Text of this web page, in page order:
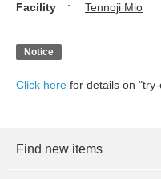
Facility Tennoji Mio
Notice
Click here for details on
Find new items